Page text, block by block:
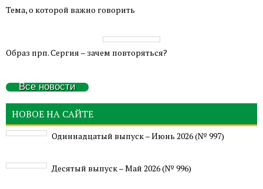
Тема, о которой важно говорить
Образ прп. Сергия – зачем повторяться?
Все новости
НОВОЕ НА САЙТЕ
Одиннадцатый выпуск – Июнь 2026 (№ 997)
Деcятый выпуск – Май 2026 (№ 996)